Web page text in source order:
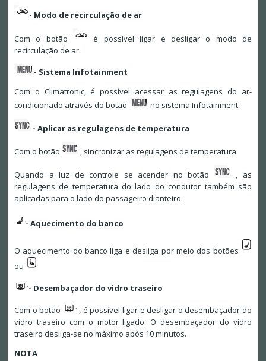
- Modo de recirculação de ar
Com o botão
é possível ligar e desligar o modo de
recirculação de ar
- Sistema Infotainment
Com o Climatronic, é possível acessar as regulagens do ar-
condicionado através do botão
no sistema Infotainment
- Aplicar as regulagens de temperatura
Com o botão , sincronizar as regulagens de temperatura.
Quando a luz de controle se acender no botão
, as
regulagens de temperatura do lado do condutor também são
aplicadas para o lado do passageiro dianteiro.
- Aquecimento do banco
O aquecimento do banco liga e desliga por meio dos botões
ou
- Desembaçador do vidro traseiro
Com o botão
, é possível ligar e desligar o desembaçador do
vidro traseiro com o motor ligado. O desembaçador do vidro
traseiro desliga-se no máximo após 10 minutos.
NOTA